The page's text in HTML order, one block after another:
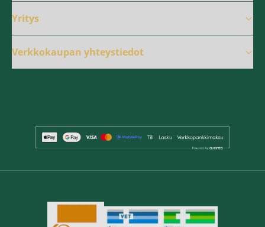
Yritys
Verkkokaupan yhteystiedot